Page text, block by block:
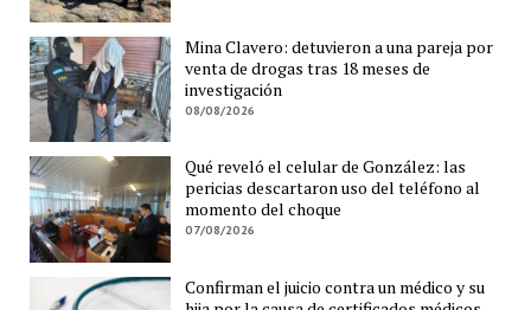
Mina Clavero: detuvieron a una pareja por
venta de drogas tras 18 meses de
investigación
08/08/2026
Qué reveló el celular de González: las
pericias descartaron uso del teléfono al
momento del choque
07/08/2026
Confirman el juicio contra un médico y su